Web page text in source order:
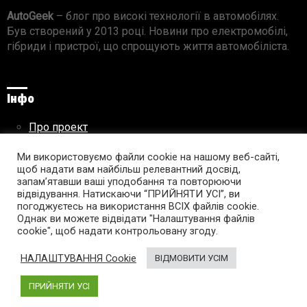
AutoGeek – блог про високі технології в автомобілях.
Був створений у 2013 році. Новини про електромобілі,
гібриди і пристрої, що спрощують життя автомобіліста.
Інфо
Про проект
Правила використання матеріалів
Підпишись на AutoGeek!
facebooktwitter instagramyoutube tumblr linkedin
Ми використовуємо файли cookie на нашому веб-сайті,
щоб надати вам найбільш релевантний досвід,
запам’ятавши ваші уподобання та повторюючи
відвідування. Натискаючи “ПРИЙНЯТИ УСІ”, ви
погоджуєтесь на використання ВСІХ файлів cookie.
Однак ви можете відвідати "Налаштування файлів
cookie", щоб надати контрольовану згоду.
НАЛАШТУВАННЯ Cookie ВІДМОВИТИ УСІМ
ПРИЙНЯТИ УСІ